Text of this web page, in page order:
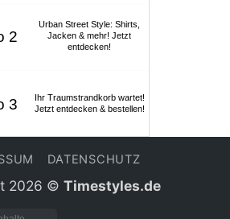
Urban Street Style: Shirts,
Jacken & mehr! Jetzt
entdecken!
Ihr Traumstrandkorb wartet!
Jetzt entdecken & bestellen!
DATENSCHUTZ
2026 © Timestyles.de